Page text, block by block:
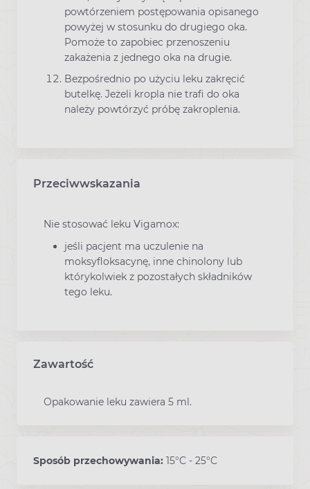
powtórzeniem postępowania opisanego
powyżej w stosunku do drugiego oka.
Pomoże to zapobiec przenoszeniu
zakażenia z jednego oka na drugie.
Bezpośrednio po użyciu leku zakręcić
butelkę. Jeżeli kropla nie trafi do oka
należy powtórzyć próbę zakroplenia.
Przeciwwskazania
Nie stosować leku Vigamox:
jeśli pacjent ma uczulenie na
moksyfloksacynę, inne chinolony lub
którykolwiek z pozostałych składników
tego leku.
Zawartość
Opakowanie leku zawiera 5 ml.
Sposób przechowywania: 15°C - 25°C